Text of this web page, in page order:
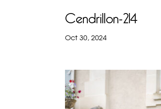
Cendrillon-214
Oct 30, 2024